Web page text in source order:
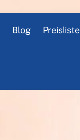
Blog Preisliste